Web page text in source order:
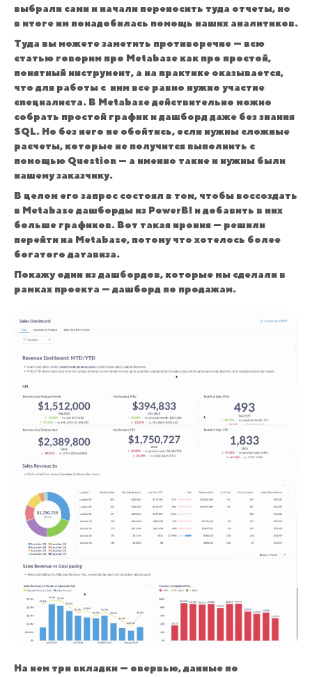
выбрали сами и начали переносить туда отчеты, но
в итоге им понадобилась помощь наших аналитиков.
Туда вы можете заметить противоречие — всю
статью говорим про Metabase как про простой,
понятный инструмент, а на практике оказывается,
что для работы с ним все равно нужно участие
специалиста. В Metabase действительно можно
собрать простой график и дашборд даже без знания
SQL. Но без него не обойтись, если нужны сложные
расчеты, которые не получится выполнить с
помощью Question — а именно такие и нужны были
нашему заказчику.
В целом его запрос состоял в том, чтобы воссоздать
в Metabase дашборды из PowerBI и добавить в них
больше графиков. Вот такая ирония — решили
перейти на Metabase, потому что хотелось более
богатого датавиза.
Покажу один из дашбордов, которые мы сделали в
рамках проекта — дашборд по продажам.
На нем три вкладки — овервью, данные по